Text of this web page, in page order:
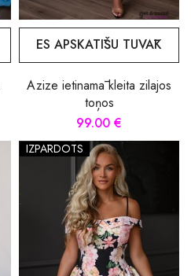
ES APSKATĪŠU TUVĀK
Azize ietinamā kleita zilajos
toņos
99.00 €
IZPĀRDOTS